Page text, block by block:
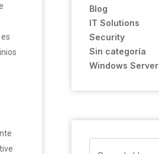
Blog
IT Solutions
Security
Sin categoría
Windows Server